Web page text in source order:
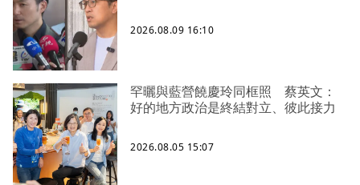
2026.08.09 16:10
罕曬與藍營饒慶玲同框照 蔡英文：
好的地方政治是終結對立、彼此接力
2026.08.05 15:07